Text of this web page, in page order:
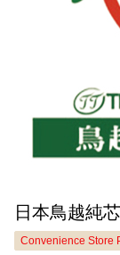
日本鳥越純
Convenience Store